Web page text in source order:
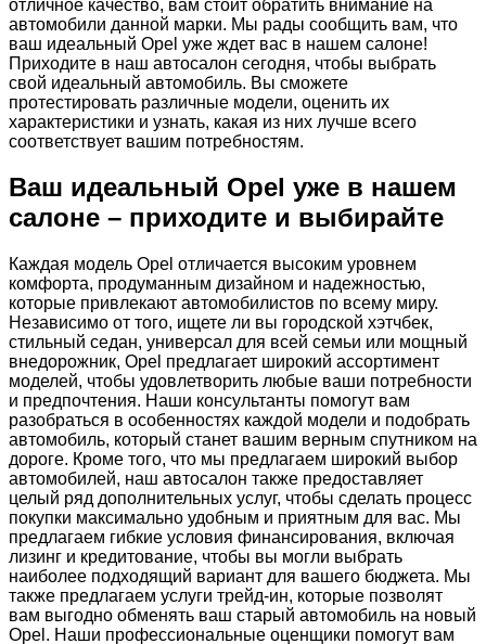
отличное качество, вам стоит обратить внимание на
автомобили данной марки. Мы рады сообщить вам, что
ваш идеальный Opel уже ждет вас в нашем салоне!
Приходите в наш автосалон сегодня, чтобы выбрать
свой идеальный автомобиль. Вы сможете
протестировать различные модели, оценить их
характеристики и узнать, какая из них лучше всего
соответствует вашим потребностям.
Ваш идеальный Opel уже в нашем
салоне – приходите и выбирайте
Каждая модель Opel отличается высоким уровнем
комфорта, продуманным дизайном и надежностью,
которые привлекают автомобилистов по всему миру.
Независимо от того, ищете ли вы городской хэтчбек,
стильный седан, универсал для всей семьи или мощный
внедорожник, Opel предлагает широкий ассортимент
моделей, чтобы удовлетворить любые ваши потребности
и предпочтения. Наши консультанты помогут вам
разобраться в особенностях каждой модели и подобрать
автомобиль, который станет вашим верным спутником на
дороге. Кроме того, что мы предлагаем широкий выбор
автомобилей, наш автосалон также предоставляет
целый ряд дополнительных услуг, чтобы сделать процесс
покупки максимально удобным и приятным для вас. Мы
предлагаем гибкие условия финансирования, включая
лизинг и кредитование, чтобы вы могли выбрать
наиболее подходящий вариант для вашего бюджета. Мы
также предлагаем услуги трейд-ин, которые позволят
вам выгодно обменять ваш старый автомобиль на новый
Opel. Наши профессиональные оценщики помогут вам